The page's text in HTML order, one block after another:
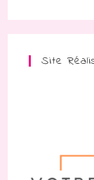
Site